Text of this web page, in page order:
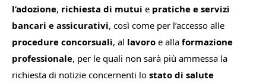
l’adozione, richiesta di mutui e pratiche e servizi
bancari e assicurativi, così come per l’accesso alle
procedure concorsuali, al lavoro e alla formazione
professionale, per le quali non sarà più ammessa la
richiesta di notizie concernenti lo stato di salute